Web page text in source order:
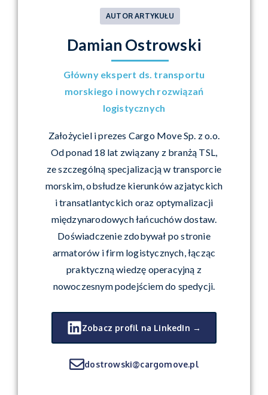
AUTOR ARTYKUŁU
Damian Ostrowski
Główny ekspert ds. transportu
morskiego i nowych rozwiązań
logistycznych
Założyciel i prezes Cargo Move Sp. z o.o.
Od ponad 18 lat związany z branżą TSL,
ze szczególną specjalizacją w transporcie
morskim, obsłudze kierunków azjatyckich
i transatlantyckich oraz optymalizacji
międzynarodowych łańcuchów dostaw.
Doświadczenie zdobywał po stronie
armatorów i firm logistycznych, łącząc
praktyczną wiedzę operacyjną z
nowoczesnym podejściem do spedycji.
Zobacz profil na LinkedIn →
dostrowski@cargomove.pl